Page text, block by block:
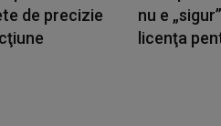
de precizie
nu e
licenţa